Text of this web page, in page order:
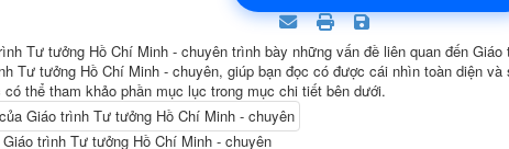
Tư tưởng Hồ Chí Minh - chuyên trình bày những vấn đề liên quan đến
Tư tưởng Hồ Chí Minh - chuyên, giúp bạn đọc có được cái nhìn toàn diện
có thể tham khảo phần mục lục trong mục chi tiết bên dưới.
trình Tư tưởng Hồ Chí Minh - chuyên